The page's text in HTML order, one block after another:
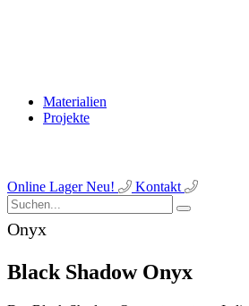
Materialien
Projekte
Online LagerNeu! Kontakt
Onyx
Black Shadow Onyx